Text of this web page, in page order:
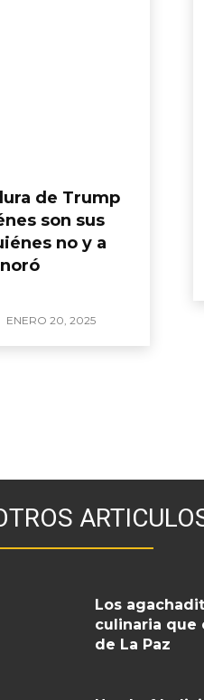
de Trump
son sus
no y a
ENERO 20, 2025
Los
culinaria que
de La Paz